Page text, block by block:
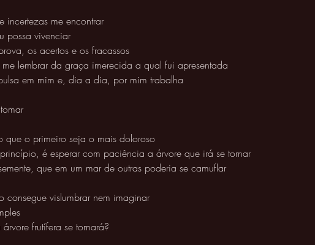
incertezas me encontrar
possa vivenciar
os acertos e os fracassos
lembrar da graça imerecida a qual fui apresentada
em mim e, dia a dia, por mim trabalha
que o primeiro seja o mais doloroso
é esperar com paciência a árvore que irá se tornar
que em um mar de outras poderia se camuflar
consegue vislumbrar nem imaginar
frutífera se tornará?